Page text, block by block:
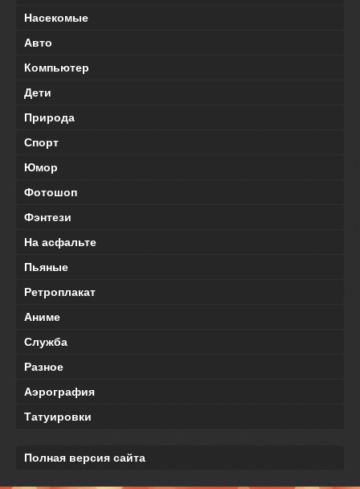
Насекомые
Авто
Компьютер
Дети
Природа
Спорт
Юмор
Фотошоп
Фэнтези
На асфальте
Пьяные
Ретроплакат
Аниме
Служба
Разное
Аэрография
Татуировки
Полная версия сайта